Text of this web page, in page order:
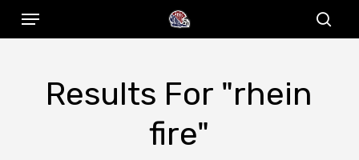
SkipMenu
Results For "rhein
fire"